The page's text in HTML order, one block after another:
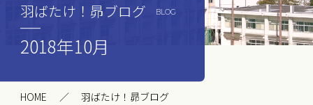
羽ばたけ！昴ブログ BLOG
2018年10月
HOME 羽ばたけ！昴ブログ